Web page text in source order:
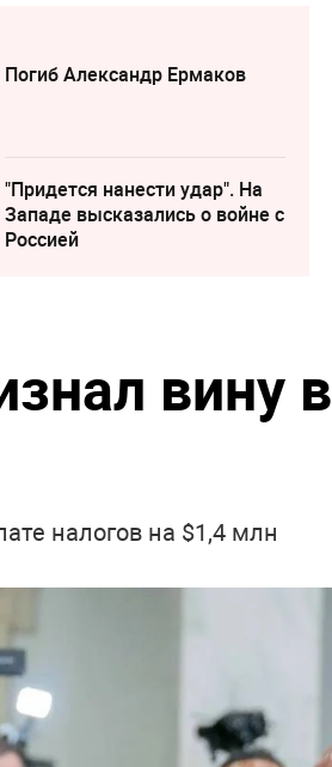
Погиб Александр Ермаков
"Придется нанести удар". На
Западе высказались о войне с
Россией
вину в
налогов на $1,4 млн